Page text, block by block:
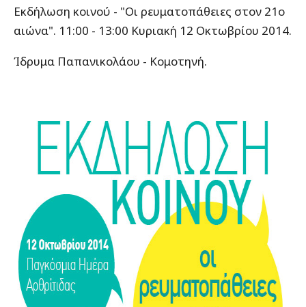
Εκδήλωση κοινού - "Οι ρευματοπάθειες στον 21ο
αιώνα". 11:00 - 13:00 Κυριακή 12 Οκτωβρίου 2014.
Ίδρυμα Παπανικολάου - Κομοτηνή.